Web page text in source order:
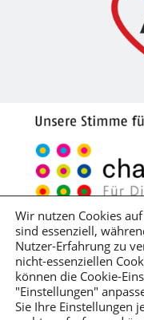
Impressum
Wir nutzen Cookies
sind essenziell,
Nutzer-Erfahrung zu
nicht-essenziellen
können die Cookie-
"Einstellungen"
Sie Ihre Einstellungen